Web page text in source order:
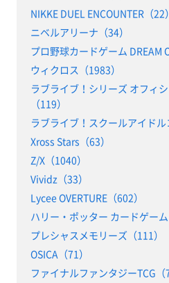
NIKKE DUEL ENCOUNTER（22）
ニベルアリーナ（34）
プロ野球カードゲーム DREAM
ウィクロス（1983）
ラブライブ！シリーズ オフィ
（119）
ラブライブ！スクールアイドル
Xross Stars（63）
Z/X（1040）
Vividz（33）
Lycee OVERTURE（602）
ハリー・ポッター カードゲーム
プレシャスメモリーズ（111）
OSICA（71）
ファイナルファンタジーTCG（